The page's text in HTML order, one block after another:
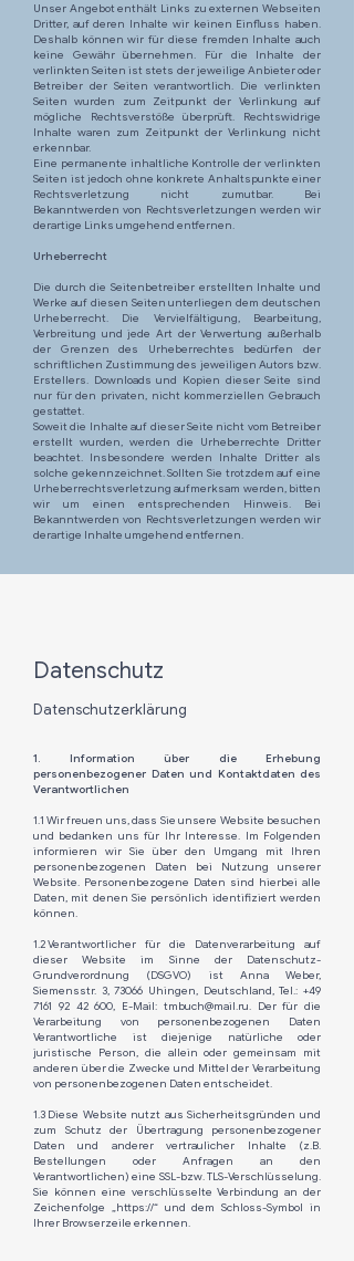
Unser Angebot enthält Links zu externen Webseiten
Dritter, auf deren Inhalte wir keinen Einfluss haben.
Deshalb können wir für diese fremden Inhalte auch
keine Gewähr übernehmen. Für die Inhalte der
verlinkten Seiten ist stets der jeweilige Anbieter oder
Betreiber der Seiten verantwortlich. Die verlinkten
Seiten wurden zum Zeitpunkt der Verlinkung auf
mögliche Rechtsverstöße überprüft. Rechtswidrige
Inhalte waren zum Zeitpunkt der Verlinkung nicht
erkennbar.
Eine permanente inhaltliche Kontrolle der verlinkten
Seiten ist jedoch ohne konkrete Anhaltspunkte einer
Rechtsverletzung nicht zumutbar. Bei
Bekanntwerden von Rechtsverletzungen werden wir
derartige Links umgehend entfernen.
Urheberrecht
Die durch die Seitenbetreiber erstellten Inhalte und
Werke auf diesen Seiten unterliegen dem deutschen
Urheberrecht. Die Vervielfältigung, Bearbeitung,
Verbreitung und jede Art der Verwertung außerhalb
der Grenzen des Urheberrechtes bedürfen der
schriftlichen Zustimmung des jeweiligen Autors bzw.
Erstellers. Downloads und Kopien dieser Seite sind
nur für den privaten, nicht kommerziellen Gebrauch
gestattet.
Soweit die Inhalte auf dieser Seite nicht vom Betreiber
erstellt wurden, werden die Urheberrechte Dritter
beachtet. Insbesondere werden Inhalte Dritter als
solche gekennzeichnet. Sollten Sie trotzdem auf eine
Urheberrechtsverletzung aufmerksam werden, bitten
wir um einen entsprechenden Hinweis. Bei
Bekanntwerden von Rechtsverletzungen werden wir
derartige Inhalte umgehend entfernen.
Datenschutz
Datenschutzerklärung
1. Information über die Erhebung
personenbezogener Daten und Kontaktdaten des
Verantwortlichen
1.1 Wir freuen uns, dass Sie unsere Website besuchen
und bedanken uns für Ihr Interesse. Im Folgenden
informieren wir Sie über den Umgang mit Ihren
personenbezogenen Daten bei Nutzung unserer
Website. Personenbezogene Daten sind hierbei alle
Daten, mit denen Sie persönlich identifiziert werden
können.​
1.2 Verantwortlicher für die Datenverarbeitung auf
dieser Website im Sinne der Datenschutz-
Grundverordnung (DSGVO) ist Anna Weber,
Siemensstr. 3, 73066 Uhingen, Deutschland, Tel.: +49
7161 92 42 600, E-Mail: tmbuch@mail.ru. Der für die
Verarbeitung von personenbezogenen Daten
Verantwortliche ist diejenige natürliche oder
juristische Person, die allein oder gemeinsam mit
anderen über die Zwecke und Mittel der Verarbeitung
von personenbezogenen Daten entscheidet.
1.3 Diese Website nutzt aus Sicherheitsgründen und
zum Schutz der Übertragung personenbezogener
Daten und anderer vertraulicher Inhalte (z.B.
Bestellungen oder Anfragen an den
Verantwortlichen) eine SSL-bzw. TLS-Verschlüsselung.
Sie können eine verschlüsselte Verbindung an der
Zeichenfolge „https://“ und dem Schloss-Symbol in
Ihrer Browserzeile erkennen.